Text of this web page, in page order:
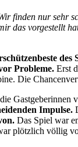
Wir finden nur sehr
das vorgestellt
des
Probleme. Erst
Die
Gastgeberinnen
Impulse.
Das Spiel war
plötzlich völlig